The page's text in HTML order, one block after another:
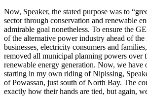
Now, Speaker, the stated purpose was to
sector through conservation and renewable
admirable goal nonetheless. To ensure the
of the alternative power industry ahead of the
businesses, electricity consumers and
removed all municipal planning powers over
renewable energy generation. Now, we have
starting in my own riding of Nipissing,
of Powassan, just south of North Bay. The
exactly how their hands are tied, but again,